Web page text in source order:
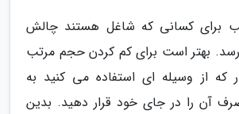
برای کسانی که شاغل هستند چالش
بهتر است برای کم کردن حجم مرتب
که از وسیله ای استفاده می کنید به
آن را در جای خود قرار دهید. بدین